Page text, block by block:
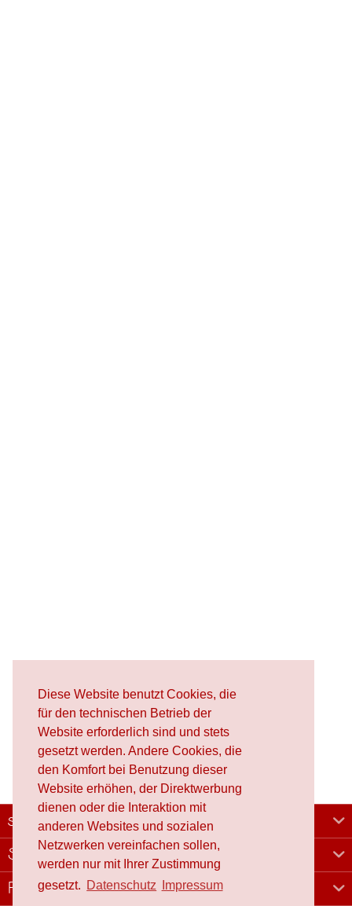
Diese Website benutzt Cookies, die
für den technischen Betrieb der
Website erforderlich sind und stets
gesetzt werden. Andere Cookies, die
den Komfort bei Benutzung dieser
Website erhöhen, der Direktwerbung
dienen oder die Interaktion mit
anderen Websites und sozialen
Netzwerken vereinfachen sollen,
werden nur mit Ihrer Zustimmung
gesetzt. Datenschutz Impressum
schafproduction
Shop
Rechtliches